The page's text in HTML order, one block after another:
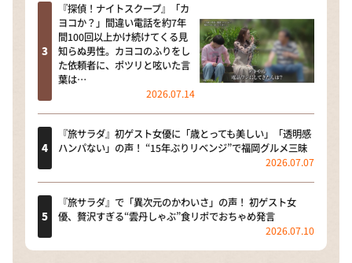
『探偵！ナイトスクープ』「カ
ヨコか？」間違い電話を約7年
間100回以上かけ続けてくる見
知らぬ男性。カヨコのふりをし
た依頼者に、ポツリと呟いた言
葉は…
2026.07.14
『旅サラダ』初ゲスト女優に「歳とっても美しい」「透明感
ハンパない」の声！ “15年ぶりリベンジ”で福岡グルメ三昧
2026.07.07
『旅サラダ』で「異次元のかわいさ」の声！ 初ゲスト女
優、贅沢すぎる“雲丹しゃぶ”食リポでおちゃめ発言
2026.07.10